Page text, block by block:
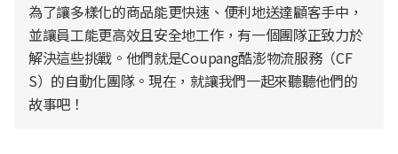
為了讓多樣化的商品能更快速、便利地送達顧客手中，
並讓員工能更高效且安全地工作，有一個團隊正致力於
解決這些挑戰。他們就是Coupang酷澎物流服務（CF
S）的自動化團隊。現在，就讓我們一起來聽聽他們的
故事吧！